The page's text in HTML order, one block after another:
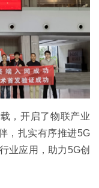
，开启了物联产业
，扎实有序推进5G
业应用，助力5G创